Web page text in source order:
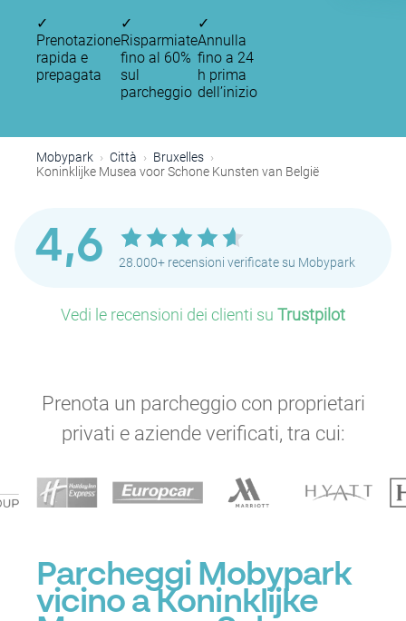
✓
Prenotazione
rapida e
prepagata
✓
Risparmiate
fino al 60%
sul
parcheggio
✓
Annulla
fino a 24
h prima
dell’inizio
Mobypark Città
Bruxelles
Koninklijke Musea voor Schone Kunsten van België
4,6 28.000+ recensioni verificate su Mobypark
Vedi le recensioni dei clienti su Trustpilot
Prenota un parcheggio con proprietari
privati e aziende verificati, tra cui:
Parcheggi Mobypark
vicino a Koninklijke
P
P
P
P
P
P